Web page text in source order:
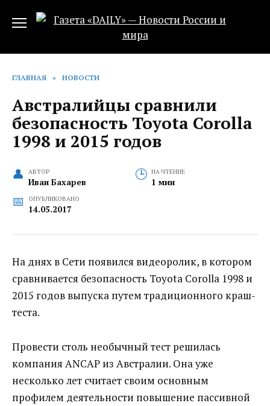
ГЛАВНАЯ » НОВОСТИ
Австралийцы сравнили
безопасность Toyota Corolla
1998 и 2015 годов‍
АВТОР
Иван Бахарев
НА ЧТЕНИЕ
1 мин
ОПУБЛИКОВАНО
14.05.2017
На днях в Сети появился видеоролик, в котором
сравнивается безопасность Toyota Corolla 1998 и
2015 годов выпуска путем традиционного краш-
теста.
Провести столь необычный тест решилась
компания ANCAP из Австралии. Она уже
несколько лет считает своим основным
профилем деятельности повышение пассивной